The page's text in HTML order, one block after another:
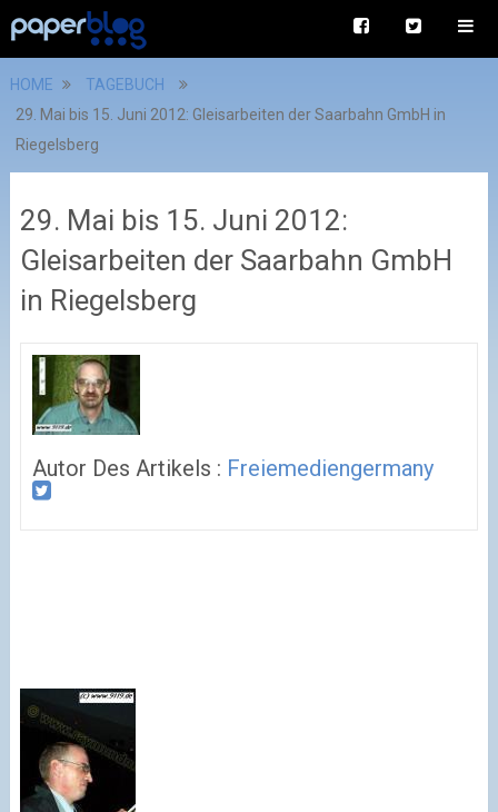
HOME
TAGEBUCH
29. Mai bis 15. Juni 2012: Gleisarbeiten der Saarbahn GmbH in
Riegelsberg
29. Mai bis 15. Juni 2012:
Gleisarbeiten der Saarbahn GmbH
in Riegelsberg
Autor Des Artikels : Freiemediengermany